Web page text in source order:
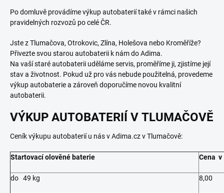
Po domluvě provádíme výkup autobaterií také v rámci našich
pravidelných rozvozů po celé ČR.
Jste z Tlumačova, Otrokovic, Zlína, Holešova nebo Kroměříže?
Přivezte svou starou autobaterii k nám do Adima.
Na vaší staré autobaterii uděláme servis, proměříme ji, zjistíme její
stav a životnost. Pokud už pro vás nebude použitelná, provedeme
výkup autobaterie a zároveň doporučíme novou kvalitní
autobaterii.
VÝKUP AUTOBATERIÍ V TLUMAČOVĚ
Ceník výkupu autobaterií u nás v Adima.cz v Tlumačově:
Startovací olověné baterie Cena v
do 49 kg 8,00